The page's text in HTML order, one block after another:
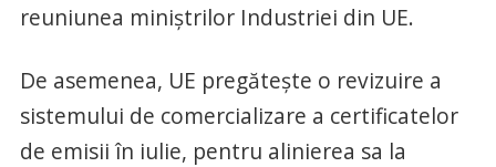
reuniunea miniştrilor Industriei din UE.
De asemenea, UE pregăteşte o revizuire a
sistemului de comercializare a certificatelor
de emisii în iulie, pentru alinierea sa la